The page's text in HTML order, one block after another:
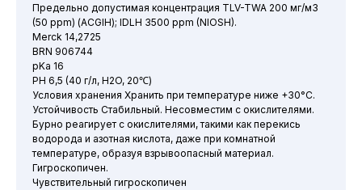
Предельно допустимая концентрация TLV-TWA 200 мг/м3
(50 ppm) (ACGIH); IDLH 3500 ppm (NIOSH).
Merck 14,2725
BRN 906744
pKa 16
PH 6,5 (40 г/л, H2O, 20℃)
Условия хранения Хранить при температуре ниже +30°C.
Устойчивость Стабильный. Несовместим с окислителями.
Бурно реагирует с окислителями, такими как перекись
водорода и азотная кислота, даже при комнатной
температуре, образуя взрывоопасный материал.
Гигроскопичен.
Чувствительный гигроскопичен